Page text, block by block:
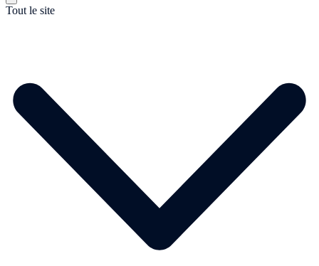
Tout le site